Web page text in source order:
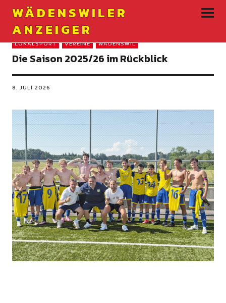
WÄDENSWILER
ANZEIGER
LOKALSPORT VEREINE WÄDENSWIL
Die Saison 2025/26 im Rückblick
8. JULI 2026